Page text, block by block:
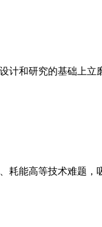
计和研究的基础上
耗能高等技术难题